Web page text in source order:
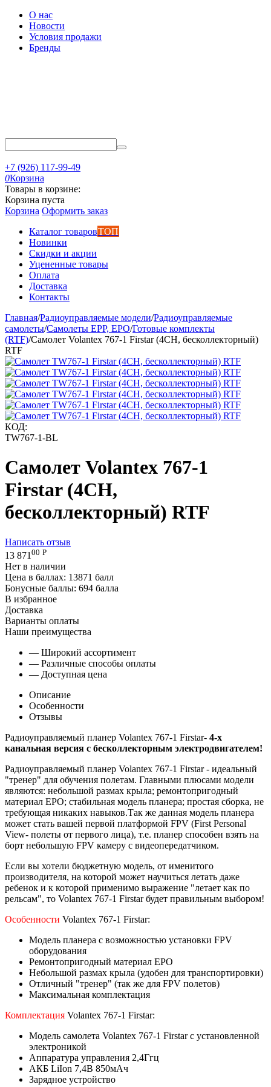
О нас
Новости
Условия продажи
Бренды
+7 (926) 117-99-49
0Корзина
Товары в корзине:
Корзина пуста
Корзина Оформить заказ
Каталог товаровТОП
Новинки
Скидки и акции
Уцененные товары
Оплата
Доставка
Контакты
Главная/Радиоуправляемые модели/Радиоуправляемые
самолеты/Самолеты EPP, EPO/Готовые комплекты
(RTF)/Самолет Volantex 767-1 Firstar (4CH, бесколлекторный)
RTF
КОД:
TW767-1-BL
Самолет Volantex 767-1
Firstar (4CH,
бесколлекторный) RTF
Написать отзыв
13 871 00 Р
Нет в наличии
Цена в баллах: 13871 балл
Бонусные баллы: 694 балла
В избранное
Доставка
Варианты оплаты
Наши преимущества
— Широкий ассортимент
— Различные способы оплаты
— Доступная цена
Описание
Особенности
Отзывы
Радиоуправляемый планер Volantex 767-1 Firstar- 4-х
канальная версия с бесколлекторным электродвигателем!
Радиоуправляемый планер Volantex 767-1 Firstar - идеальный
"тренер" для обучения полетам. Главными плюсами модели
являются: небольшой размах крыла; ремонтопригодный
материал EPO; стабильная модель планера; простая сборка, не
требующая никаких навыков.Так же данная модель планера
может стать вашей первой платформой FPV (First Personal
View- полеты от первого лица), т.е. планер способен взять на
борт небольшую FPV камеру с видеопередатчиком.
Если вы хотели бюджетную модель, от именитого
производителя, на которой может научиться летать даже
ребенок и к которой применимо выражение "летает как по
рельсам", то Volantex 767-1 Firstar будет правильным выбором!
Особенности Volantex 767-1 Firstar:
Модель планера с возможностью установки FPV
оборудования
Ремонтопригодный материал EPO
Небольшой размах крыла (удобен для транспортировки)
Отличный "тренер" (так же для FPV полетов)
Максимальная комплектация
Комплектация Volantex 767-1 Firstar:
Модель самолета Volantex 767-1 Firstar с установленной
электроникой
Аппаратура управления 2,4Ггц
АКБ LiIon 7,4В 850мАч
Зарядное устройство